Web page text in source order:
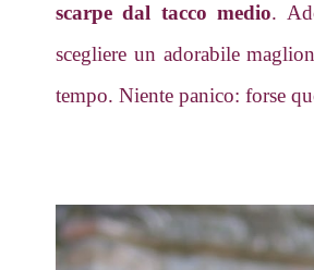
scarpe dal tacco medio.
scegliere un adorabile
tempo. Niente panico: forse